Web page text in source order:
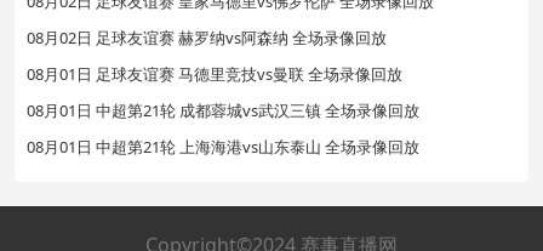
08月02日 足球友谊赛 赫罗纳vs阿森纳 全场录像回放
08月01日 足球友谊赛 马德里竞技vs曼联 全场录像回放
08月01日 中超第21轮 成都蓉城vs武汉三镇 全场录像回放
08月01日 中超第21轮 上海海港vs山东泰山 全场录像回放
Copyright©2024 赛事直播网